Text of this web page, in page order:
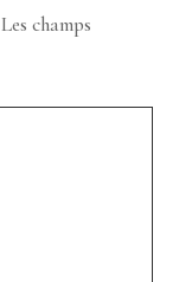
Les champs